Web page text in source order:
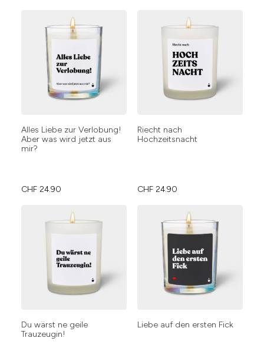
Alles Liebe zur Verlobung!
Aber was wird jetzt aus
mir?
CHF 24.90
Riecht nach
Hochzeitsnacht
CHF 24.90
Du wärst ne geile
Trauzeugin!
Liebe auf den ersten Fick